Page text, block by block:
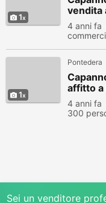
1
vendita
Rif:
4 anni fa
1
Pontedera
affitto a
350271
4 anni fa
300
Sei un venditore